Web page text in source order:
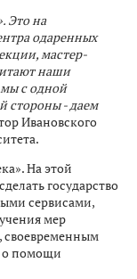
Это на
одаренных
мастер-
наши
мы с одной
стороны - даем
Ивановского
На этой
государство
сервисами,
мер
своевременным
о помощи